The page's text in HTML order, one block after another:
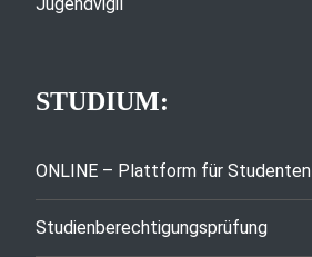
STUDIUM:
ONLINE – Plattform für Studenten
Studienberechtigungsprüfung